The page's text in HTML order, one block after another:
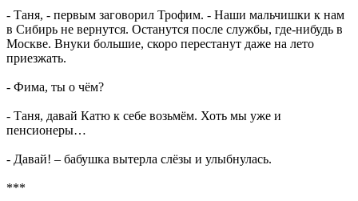
- Таня, - первым заговорил Трофим. - Наши мальчишки к нам
в Сибирь не вернутся. Останутся после службы, где-нибудь в
Москве. Внуки большие, скоро перестанут даже на лето
приезжать.
- Фима, ты о чём?
- Таня, давай Катю к себе возьмём. Хоть мы уже и
пенсионеры…
- Давай! – бабушка вытерла слёзы и улыбнулась.
***